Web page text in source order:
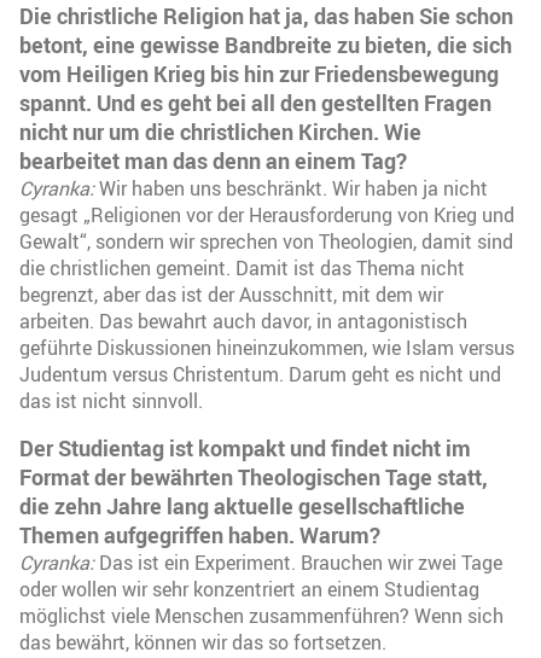
Die christliche Religion hat ja, das haben Sie schon
betont, eine gewisse Bandbreite zu bieten, die sich
vom Heiligen Krieg bis hin zur Friedensbewegung
spannt. Und es geht bei all den gestellten Fragen
nicht nur um die christlichen Kirchen. Wie
bearbeitet man das denn an einem Tag?
Cyranka:Wir haben uns beschränkt. Wir haben ja nicht
gesagt „Religionen vor der Herausforderung von Krieg und
Gewalt“, sondern wir sprechen von Theologien, damit sind
die christlichen gemeint. Damit ist das Thema nicht
begrenzt, aber das ist der Ausschnitt, mit dem wir
arbeiten. Das bewahrt auch davor, in antagonistisch
geführte Diskussionen hineinzukommen, wie Islam versus
Judentum versus Christentum. Darum geht es nicht und
das ist nicht sinnvoll.
Der Studientag ist kompakt und findet nicht im
Format der bewährten Theologischen Tage statt,
die zehn Jahre lang aktuelle gesellschaftliche
Themen aufgegriffen haben. Warum?
Cyranka:Das ist ein Experiment. Brauchen wir zwei Tage
oder wollen wir sehr konzentriert an einem Studientag
möglichst viele Menschen zusammenführen? Wenn sich
das bewährt, können wir das so fortsetzen.